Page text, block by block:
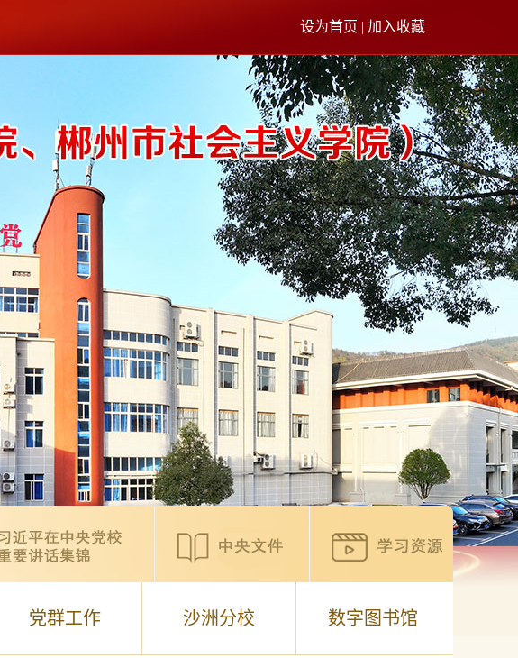
设为首页 | 加入收藏
党群工作 沙洲分校 数字图书馆